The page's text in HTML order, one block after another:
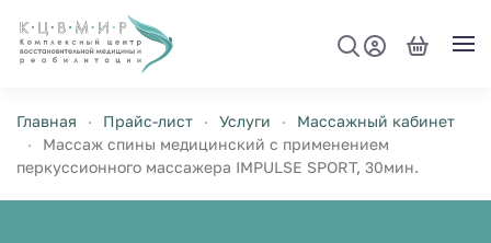
Перейти к содержимому
Главная Прайс-лист Услуги
Массажный кабинет
Массаж спины медицинский с применением
перкуссионного массажера IMPULSЕ SPORT, 30мин.